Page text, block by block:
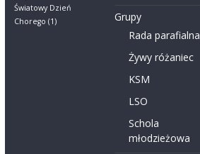
Światowy Dzień
Chorego (1)
Grupy
Rada parafialna
Żywy różaniec
KSM
LSO
Schola
młodzieżowa